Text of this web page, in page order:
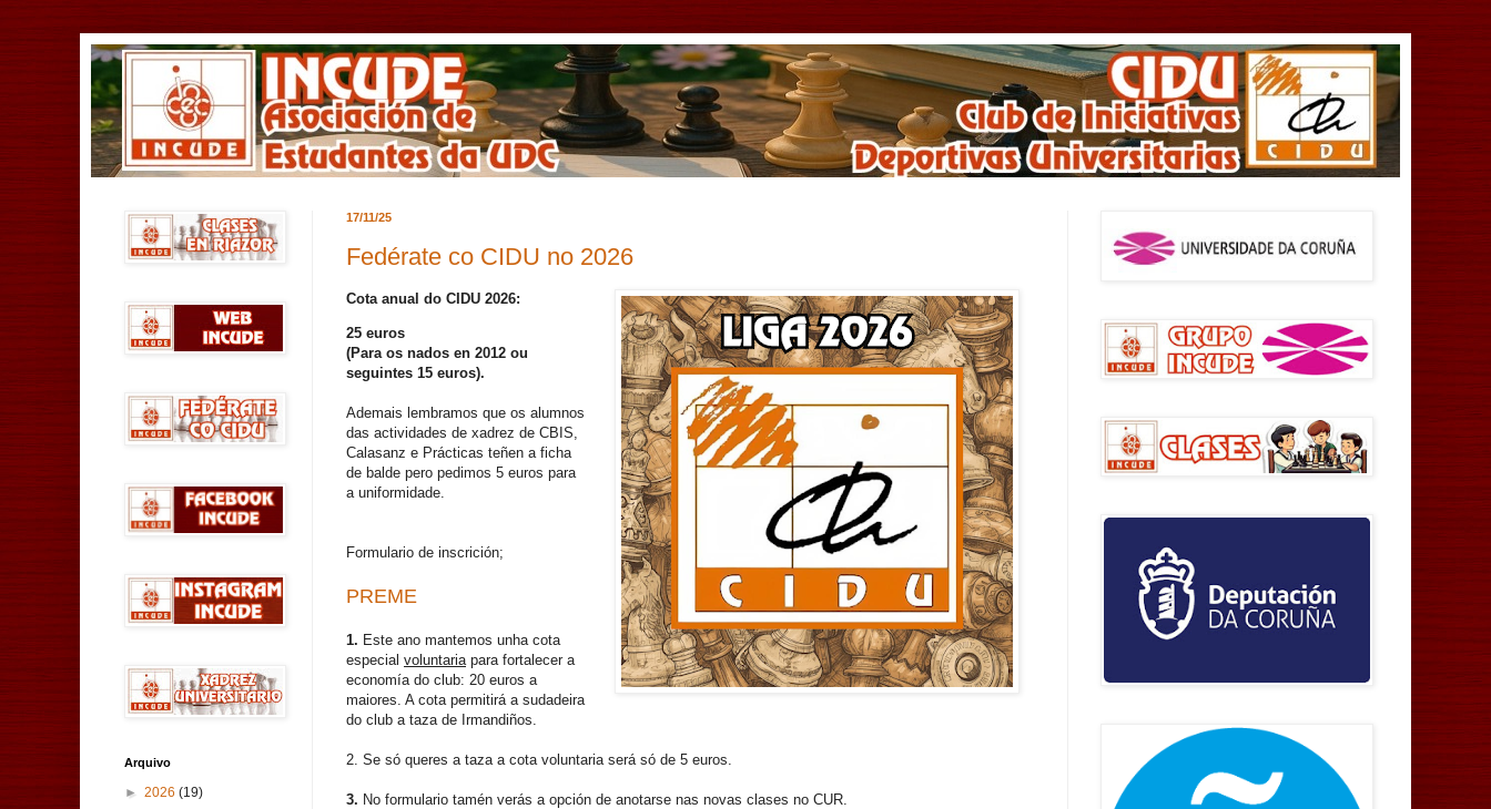
17/11/25
Fedérate co CIDU no 2026
Cota anual do CIDU 2026:
25 euros
(Para os nados en 2012 ou
seguintes 15 euros).
Ademais lembramos que os alumnos
das actividades de xadrez de CBIS,
Calasanz e Prácticas teñen a ficha
de balde pero pedimos 5 euros para
a uniformidade.
Formulario de inscrición;
PREME
1. Este ano mantemos unha cota
especial voluntaria para fortalecer a
economía do club: 20 euros a
maiores. A cota permitirá a sudadeira
do club a taza de Irmandiños.
2. Se só queres a taza a cota voluntaria será só de 5 euros.
3. No formulario tamén verás a opción de anotarse nas novas clases no CUR.
Arquivo
► 2026 (19)